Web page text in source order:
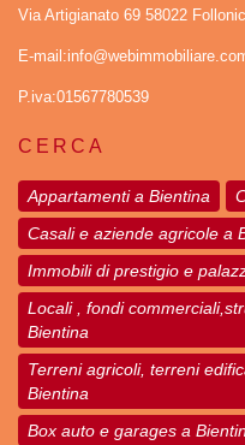
Via Artigianato 69 58022
E-
P.iva:01567780539
CERCA
Appartamenti a Bientina
Casali e aziende agricole a
Immobili di prestigio e
Locali , fondi
Bientina
Terreni agricoli, terreni
Bientina
Box auto e garages a